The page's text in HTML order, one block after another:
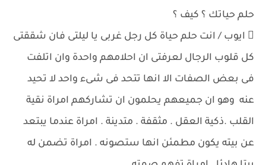
حلم حياتك ؟ كيف ؟
 ايوب / انت حلم حياة كل رجل غربى يا ليلتى فان شققتى
كل قلوب الرجال لعرفتى ان احلامهم واحدة وان اتلفت
فى بعض الصفات الا انها تتحد فى شىء واحد لا تحيد
عنه وهو ان جميعهم يحلمون ان تشاركهم امراة نقية
القلب .ذكية العقل . مثقفة . متدينة . امراة عندما يبتعد
عن بيته يكون مطمئن انها ستصونه . امراة تضمن له